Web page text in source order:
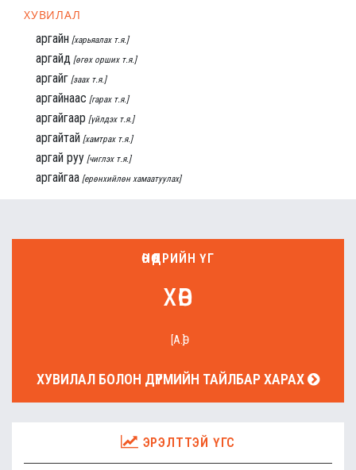
ХУВИЛАЛ
аргайн [харьяалах т.я.]
аргайд [өгөх орших т.я.]
аргайг [заах т.я.]
аргайнаас [гарах т.я.]
аргайгаар [үйлдэх т.я.]
аргайтай [хамтрах т.я.]
аргай руу [чиглэх т.я.]
аргайгаа [ерөнхийлөн хамаатуулах]
ӨНӨӨДРИЙН ҮГ
хөв
[А.Ө]
ХУВИЛАЛ БОЛОН ДҮРМИЙН ТАЙЛБАР ХАРАХ
ЭРЭЛТТЭЙ ҮГС